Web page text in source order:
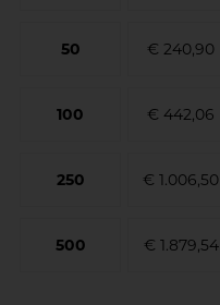
50 € 240,90
100 € 442,06
250 € 1.006,50
500 € 1.879,54